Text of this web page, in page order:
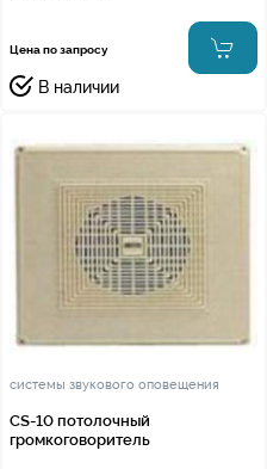
Цена по запросу
В наличии
системы звукового оповещения
CS-10 потолочный
громкоговоритель